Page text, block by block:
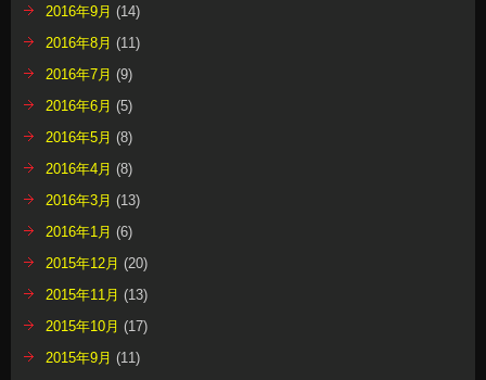
2016年9月 (14)
2016年8月 (11)
2016年7月 (9)
2016年6月 (5)
2016年5月 (8)
2016年4月 (8)
2016年3月 (13)
2016年1月 (6)
2015年12月 (20)
2015年11月 (13)
2015年10月 (17)
2015年9月 (11)